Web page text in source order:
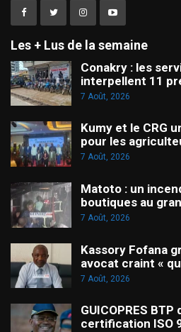
Les + Lus de la semaine
Conakry : les
interpellent 11
7 Août, 2026
Kumy et le CRG
pour les
7 Août, 2026
Matoto : un
boutiques au
7 Août, 2026
Kassory Fofana
avocat craint «
7 Août, 2026
GUICOPRES
certification ISO